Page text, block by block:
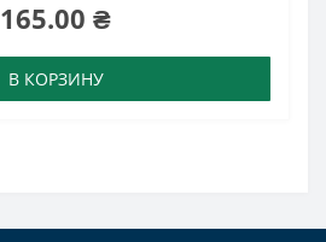
165.00 ₴
В КОРЗИНУ